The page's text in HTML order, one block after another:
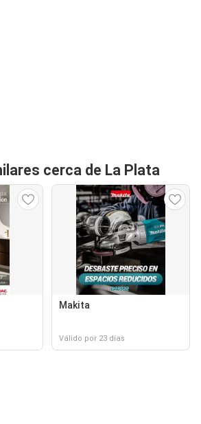
cerca de La Plata
Makita
Válido por 23 días